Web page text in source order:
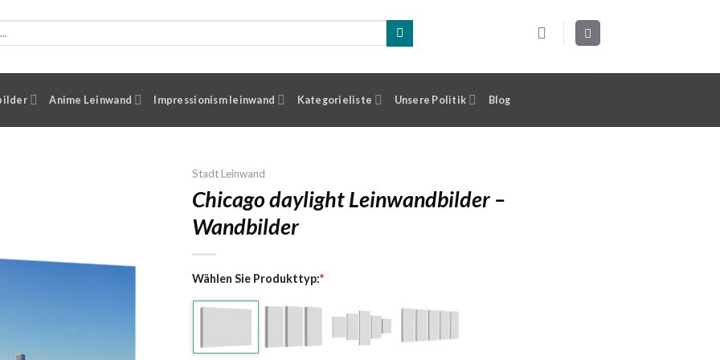
Anime Leinwand Impressionism leinwand Kategorieliste Unsere Politik Blog
Stadt Leinwand
Chicago daylight Leinwandbilder –
Wandbilder
Wählen Sie Produkttyp:*